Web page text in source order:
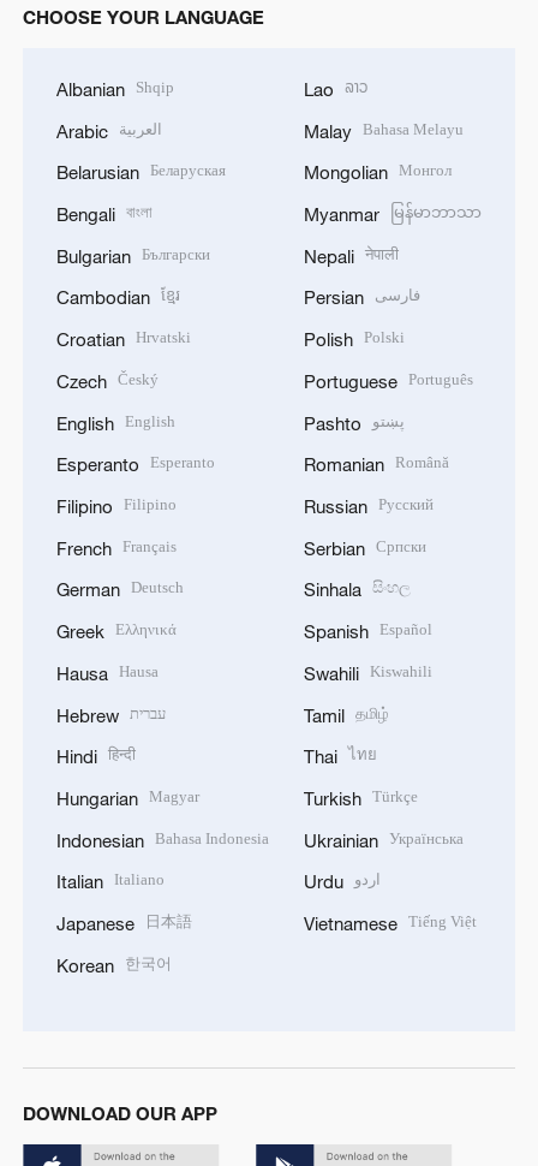
CHOOSE YOUR LANGUAGE
Albanian Shqip
Arabic العربية
Belarusian Беларуская
Bengali বাংলা
Bulgarian Български
Cambodian ខ្មែរ
Croatian Hrvatski
Czech Český
English English
Esperanto Esperanto
Filipino Filipino
French Français
German Deutsch
Greek Ελληνικά
Hausa Hausa
Hebrew עברית
Hindi हिन्दी
Hungarian Magyar
Indonesian Bahasa Indonesia
Italian Italiano
Japanese 日本語
Korean 한국어
Lao ລາວ
Malay Bahasa Melayu
Mongolian Монгол
Myanmar မြန်မာဘာသာ
Nepali नेपाली
Persian فارسی
Polish Polski
Portuguese Português
Pashto پښتو
Romanian Română
Russian Русский
Serbian Српски
Sinhala සිංහල
Spanish Español
Swahili Kiswahili
Tamil தமிழ்
Thai ไทย
Turkish Türkçe
Ukrainian Українська
Urdu اردو
Vietnamese Tiếng Việt
DOWNLOAD OUR APP